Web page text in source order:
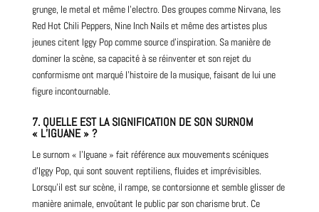
grunge, lemetal et même l’electro. Des groupes comme Nirvana, les
Red Hot Chili Peppers, Nine Inch Nails et même des artistes plus
jeunes citent Iggy Pop comme source d’inspiration. Sa manière de
dominer la scène, sa capacité à se réinventer et son rejet du
conformisme ont marqué l’histoire de la musique, faisant de lui une
figure incontournable.
7. QUELLE EST LA SIGNIFICATION DE SON SURNOM
« L’IGUANE » ?
Le surnom « l’Iguane » fait référence aux mouvements scéniques
d’Iggy Pop, qui sont souvent reptiliens, fluides et imprévisibles.
Lorsqu’il est sur scène, il rampe, se contorsionne et semble glisser de
manière animale, envoûtant le public par son charisme brut. Ce